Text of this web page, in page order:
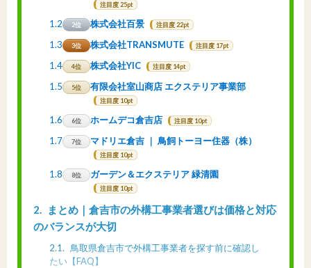
注目度 25pt
1.2 2位 株式会社百景 注目度 22pt
1.3 3位 株式会社TRANSMUTE 注目度 17pt
1.4 4位 株式会社YIC 注目度 14pt
1.5 5位 有限会社室山商店 エクステリア事業部
注目度 10pt
1.6 6位 ホームデコ倉吉店 注目度 10pt
1.7 7位 マドリエ倉吉 ｜ 鳥飼トーヨー住器（株）
注目度 10pt
1.8 8位 ガーデン＆エクステリア 緑清園
注目度 10pt
2
まとめ｜倉吉市の外構工事業者選びは価格と対応
のバランスが大切
2.1
鳥取県倉吉市で外構工事業者を探す前に確認し
たい【FAQ】